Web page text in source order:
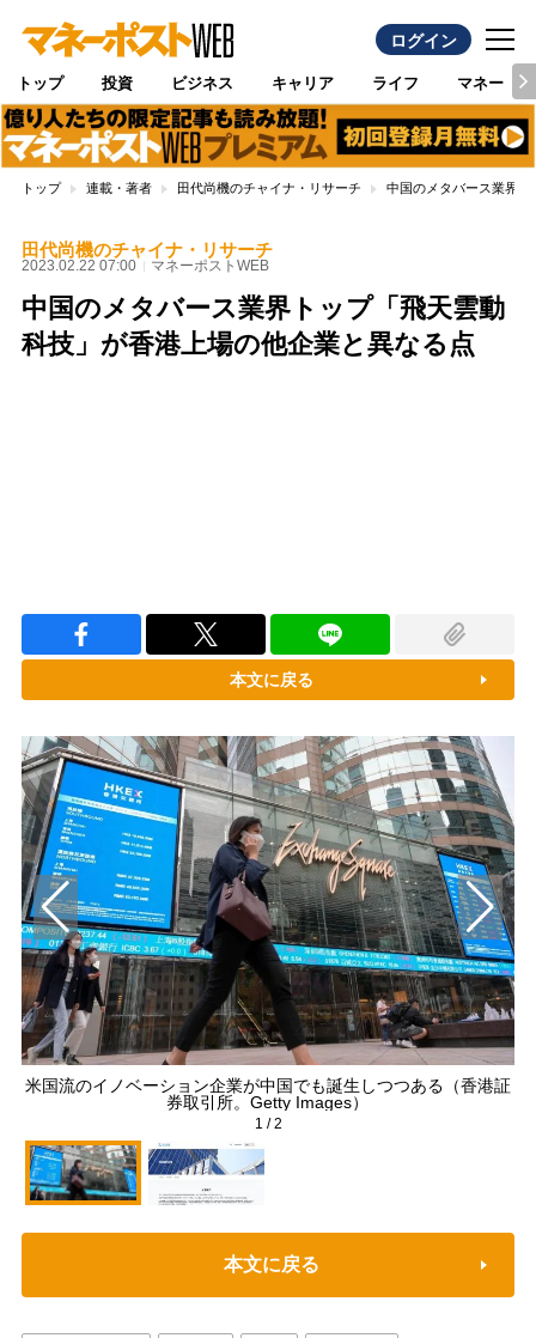
ログイン
トップ 投資 ビジネス キャリア ライフ マネー
トップ 連載・著者 田代尚機のチャイナ・リサーチ 中国のメタバース業界
田代尚機のチャイナ・リサーチ
2023.02.22 07:00 マネーポストWEB
中国のメタバース業界トップ「飛天雲動
科技」が香港上場の他企業と異なる点
本文に戻る
米国流のイノベーション企業が中国でも誕生しつつある（香港証
券取引所。Getty Images）
1 /2
本文に戻る